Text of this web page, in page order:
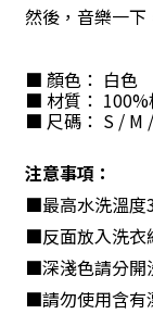
然後，音樂一下
■ 顏色： 白色
■ 材質： 100%
■ 尺碼： S / M
注意事項：
■最高水洗溫度
■反面放入洗衣
■深淺色請分開
■請勿使用含有